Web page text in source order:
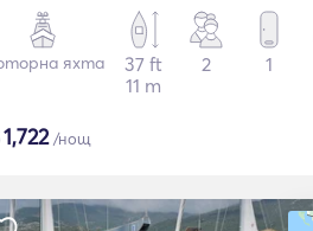
яхта
37 ft
11 m
2 1
1,722/нощ